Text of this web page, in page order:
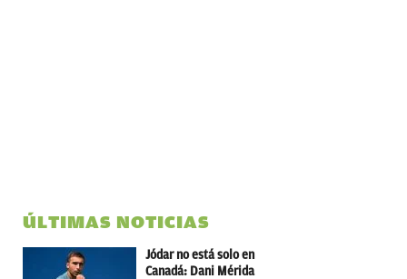
ÚLTIMAS NOTICIAS
Jódar no está solo en
Canadá: Dani Mérida